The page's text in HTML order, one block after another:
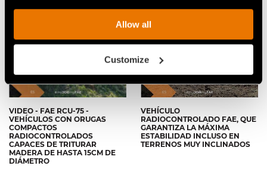
Allow all
Customize
VIDEO - FAE RCU-75 -
VEHÍCULOS CON ORUGAS
COMPACTOS
RADIOCONTROLADOS
CAPACES DE TRITURAR
MADERA DE HASTA 15CM DE
DIÁMETRO
VEHÍCULO
RADIOCONTROLADO FAE, QUE
GARANTIZA LA MÁXIMA
ESTABILIDAD INCLUSO EN
TERRENOS MUY INCLINADOS